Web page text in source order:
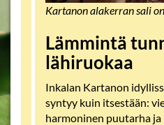
Kartanon alakerran sali
Lämmintä
lähiruokaa
Inkalan Kartanon
syntyy kuin itsestään:
harmoninen puutarha ja